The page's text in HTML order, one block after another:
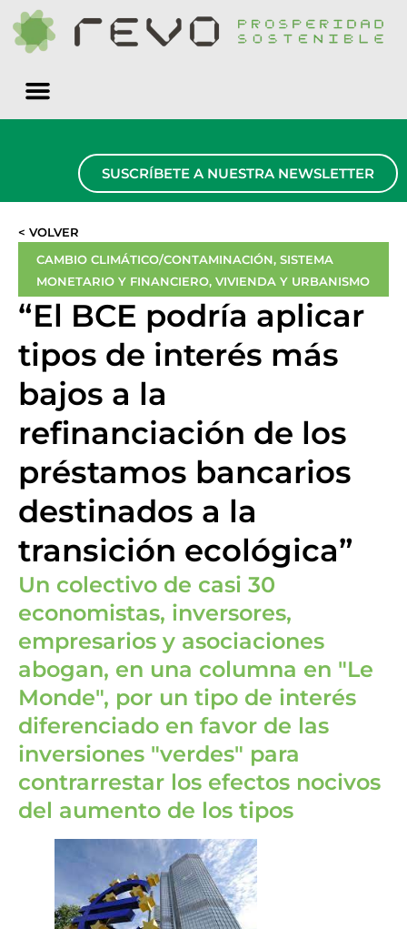
SUSCRÍBETE A NUESTRA NEWSLETTER
< VOLVER
CAMBIO CLIMÁTICO/CONTAMINACIÓN, SISTEMA
MONETARIO Y FINANCIERO, VIVIENDA Y URBANISMO
“El BCE podría aplicar
tipos de interés más
bajos a la
refinanciación de los
préstamos bancarios
destinados a la
transición ecológica”
Un colectivo de casi 30
economistas, inversores,
empresarios y asociaciones
abogan, en una columna en "Le
Monde", por un tipo de interés
diferenciado en favor de las
inversiones "verdes" para
contrarrestar los efectos nocivos
del aumento de los tipos